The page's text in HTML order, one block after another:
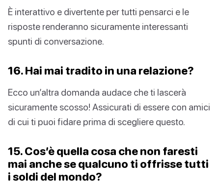
È interattivo e divertente per tutti pensarci e le
risposte renderanno sicuramente interessanti
spunti di conversazione.
16. Hai mai tradito in una relazione?
Ecco un’altra domanda audace che ti lascerà
sicuramente scosso! Assicurati di essere con amici
di cui ti puoi fidare prima di scegliere questo.
15. Cos’è quella cosa che non faresti
mai anche se qualcuno ti offrisse tutti
i soldi del mondo?